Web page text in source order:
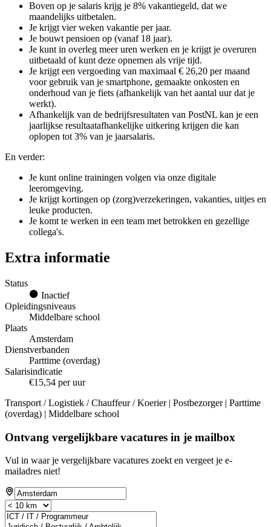
Boven op je salaris krijg je 8% vakantiegeld, dat we
maandelijks uitbetalen.
Je krijgt vier weken vakantie per jaar.
Je bouwt pensioen op (vanaf 18 jaar).
Je kunt in overleg meer uren werken en je krijgt je overuren
uitbetaald of kunt deze opnemen als vrije tijd.
Je krijgt een vergoeding van maximaal € 26,20 per maand
voor gebruik van je smartphone, gemaakte onkosten en
onderhoud van je fiets (afhankelijk van het aantal uur dat je
werkt).
Afhankelijk van de bedrijfsresultaten van PostNL kan je een
jaarlijkse resultaatafhankelijke uitkering krijgen die kan
oplopen tot 3% van je jaarsalaris.
En verder:
Je kunt online trainingen volgen via onze digitale
leeromgeving.
Je krijgt kortingen op (zorg)verzekeringen, vakanties, uitjes en
leuke producten.
Je komt te werken in een team met betrokken en gezellige
collega's.
Extra informatie
Status
Inactief
Opleidingsniveaus
Middelbare school
Plaats
Amsterdam
Dienstverbanden
Parttime (overdag)
Salarisindicatie
€15,54 per uur
Transport / Logistiek / Chauffeur / Koerier | Postbezorger | Parttime
(overdag) | Middelbare school
Ontvang vergelijkbare vacatures in je mailbox
Vul in waar je vergelijkbare vacatures zoekt en vergeet je e-
mailadres niet!